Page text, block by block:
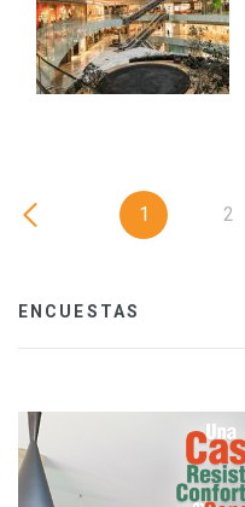
1 2
ENCUESTAS